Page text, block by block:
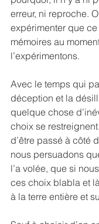
erreur, ni reproche.
expérimenter que
mémoires au
l’expérimentons.
Avec le temps qui
déception et la
quelque chose
choix se
d’être passé à côté
nous persuadons
l’a volée, que si
ces choix blabla et
à la terre entière et